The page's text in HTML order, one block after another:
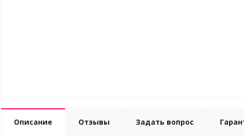
Описание Отзывы Задать вопрос